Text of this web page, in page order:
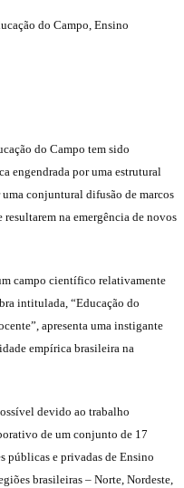
do Campo, Ensino
do Campo tem sido
engendrada por uma estrutural
conjuntural difusão de marcos
na emergência de novos
campo científico relativamente
intitulada, “Educação do
apresenta uma instigante
empírica brasileira na
devido ao trabalho
de um conjunto de 17
públicas e privadas de Ensino
brasileiras – Norte, Nordeste,